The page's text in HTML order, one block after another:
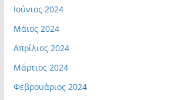
Ιούνιος 2024
Μάιος 2024
Απρίλιος 2024
Μάρτιος 2024
Φεβρουάριος 2024